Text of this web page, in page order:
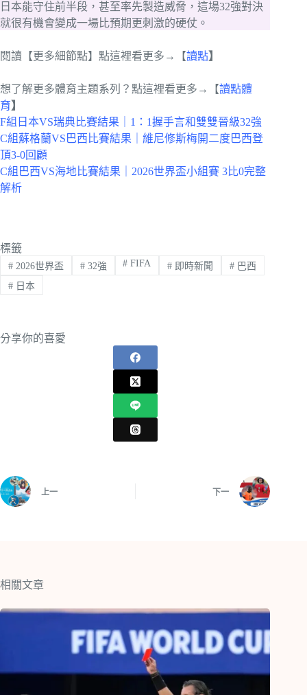
日本能守住前半段，甚至率先製造威脅，這場32強對決
就很有機會變成一場比預期更刺激的硬仗。
閱讀【更多細節點】點這裡看更多→【讀點】
想了解更多體育主題系列？點這裡看更多→【讀點體
育】
F組日本VS瑞典比賽結果｜1：1握手言和雙雙晉級32強
C組蘇格蘭VS巴西比賽結果｜維尼修斯梅開二度巴西登
頂3-0回顧
C組巴西VS海地比賽結果｜2026世界盃小組賽 3比0完整
解析
標籤
#2026世界盃 #32強 # FIFA # 即時新聞 # 巴西
#日本
分享你的喜愛
上一 下一
相關文章